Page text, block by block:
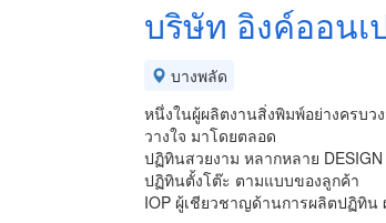
บริษัท อิงค์ออนเ
บางพลัด
หนึ่งในผู้ผลิตงานสิ่งพิมพ์อย่างครบว
วางใจ มาโดยตลอด
ปฏิทินสวยงาม หลากหลาย
ปฏิทินตั้งโต๊ะ ตามแบบของลูกค้า
IOP ผู้เชียวชาญด้านการผลิตปฏิทิน